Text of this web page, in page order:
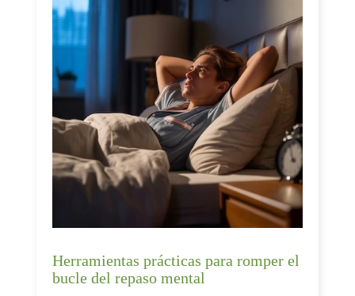
Herramientas prácticas para romper el
bucle del repaso mental